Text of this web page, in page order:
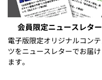
会員限定ニュースレター
電子版限定オリジナルコン
ツをニュースレターでお届
ます。